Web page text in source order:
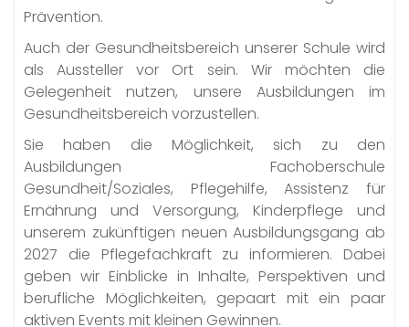
Prävention.
Auch der Gesundheitsbereich unserer Schule wird
als Aussteller vor Ort sein. Wir möchten die
Gelegenheit nutzen, unsere Ausbildungen im
Gesundheitsbereich vorzustellen.
Sie haben die Möglichkeit, sich zu den
Ausbildungen Fachoberschule
Gesundheit/Soziales, Pflegehilfe, Assistenz für
Ernährung und Versorgung, Kinderpflege und
unserem zukünftigen neuen Ausbildungsgang ab
2027 die Pflegefachkraft zu informieren. Dabei
geben wir Einblicke in Inhalte, Perspektiven und
berufliche Möglichkeiten, gepaart mit ein paar
aktiven Events mit kleinen Gewinnen.